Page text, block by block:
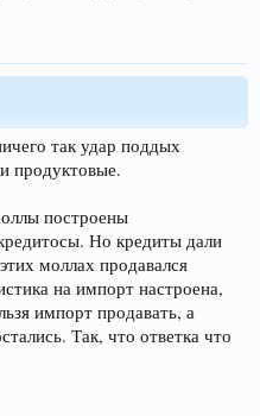
так удар поддых
продуктовые.
построены
Но кредиты дали
моллах продавался
на импорт настроена,
импорт продавать, а
Так, что ответка что